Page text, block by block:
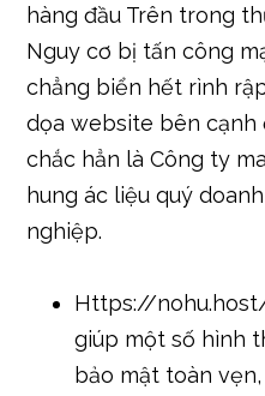
hàng đầu Trên trong
Nguy cơ bị tấn công
chẳng biển hết rình
dọa website bên cạnh
chắc hẳn là Công ty
hung ác liệu quý doanh
nghiệp.
Https://
giúp một số hình
bảo mật toàn